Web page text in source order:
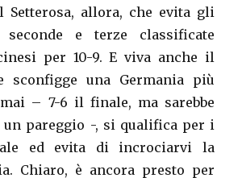
Setterosa, allora, che evita gli
e terze classificate
per 10-9. E viva anche il
sconfigge una Germania più
– 7-6 il finale, ma sarebbe
un pareggio -, si qualifica per i
ed evita di incrociarvi la
Chiaro, è ancora presto per